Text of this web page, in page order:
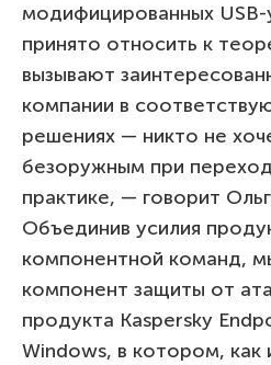
модифицированных USB-
принято относить к
вызывают
компании в
решениях — никто не
безоружным при
практике, — говорит
Объединив усилия
компонентной команд,
компонент защиты от
продукта Kaspersky
Windows, в котором,